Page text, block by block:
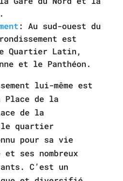
: Au sud-ouest du
est
le Quartier Latin,
et le Panthéon.
lui-même est
Place de la
de la
le quartier
pour sa vie
et ses nombreux
C’est un